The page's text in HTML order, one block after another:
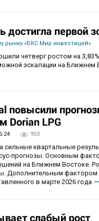
достигла первой
рынку «БКС Мир инвестиций»
четверг ростом на
эскалации на Ближнем
повысили
Dorian LPG
953
сильные квартальные
прогнозы. Основным
на Ближнем Востоке.
Дополнительным
в марте 2026 года.
слабый рост